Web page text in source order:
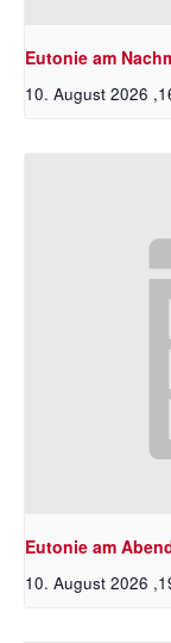
Eutonie am
10. August 2026
Eutonie am
10. August 2026